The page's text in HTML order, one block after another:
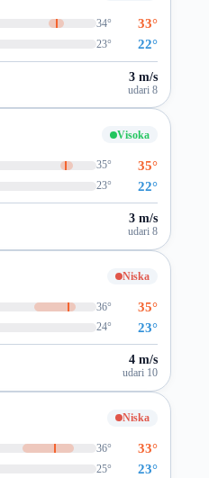
34° 33°
23° 22°
3 m/s
udari 8
Visoka
35° 35°
23° 22°
3 m/s
udari 8
Niska
36° 35°
24° 23°
4 m/s
udari 10
Niska
36° 33°
25° 23°